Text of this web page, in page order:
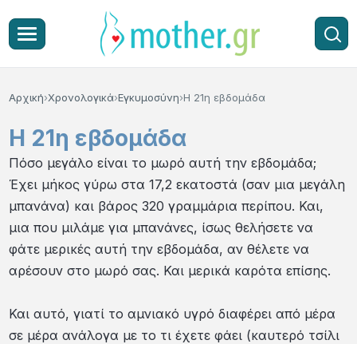
Αρχική Χρονολογικά Εγκυμοσύνη Η 21η εβδομάδα
Η 21η εβδομάδα
Πόσο μεγάλο είναι το μωρό αυτή την εβδομάδα;
Έχει μήκος γύρω στα 17,2 εκατοστά (σαν μια μεγάλη
μπανάνα) και βάρος 320 γραμμάρια περίπου. Και,
μια που μιλάμε για μπανάνες, ίσως θελήσετε να
φάτε μερικές αυτή την εβδομάδα, αν θέλετε να
αρέσουν στο μωρό σας. Και μερικά καρότα επίσης.
Και αυτό, γιατί το αμνιακό υγρό διαφέρει από μέρα
σε μέρα ανάλογα με το τι έχετε φάει (καυτερό τσίλι